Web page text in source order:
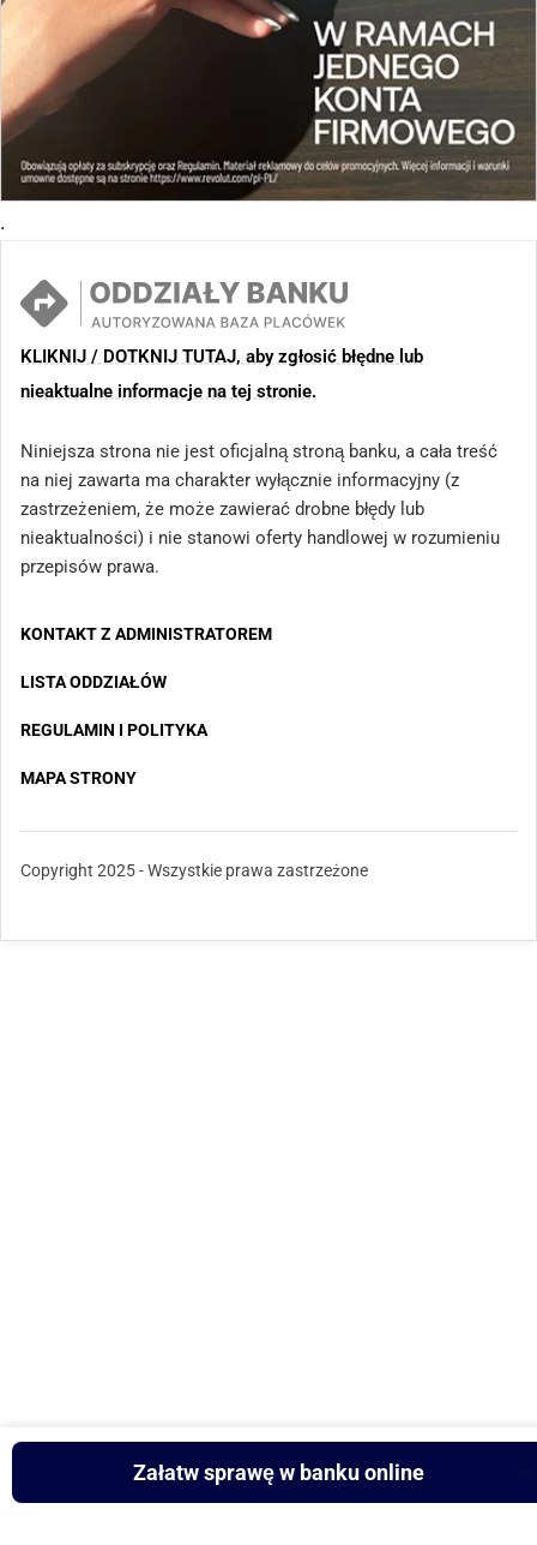
.
KLIKNIJ / DOTKNIJ TUTAJ, aby zgłosić błędne lub
nieaktualne informacje na tej stronie.
Niniejsza strona nie jest oficjalną stroną banku, a cała treść
na niej zawarta ma charakter wyłącznie informacyjny (z
zastrzeżeniem, że może zawierać drobne błędy lub
nieaktualności) i nie stanowi oferty handlowej w rozumieniu
przepisów prawa.
KONTAKT Z ADMINISTRATOREM
LISTA ODDZIAŁÓW
REGULAMIN I POLITYKA
MAPA STRONY
Copyright 2025 - Wszystkie prawa zastrzeżone
Załatw sprawę w banku online